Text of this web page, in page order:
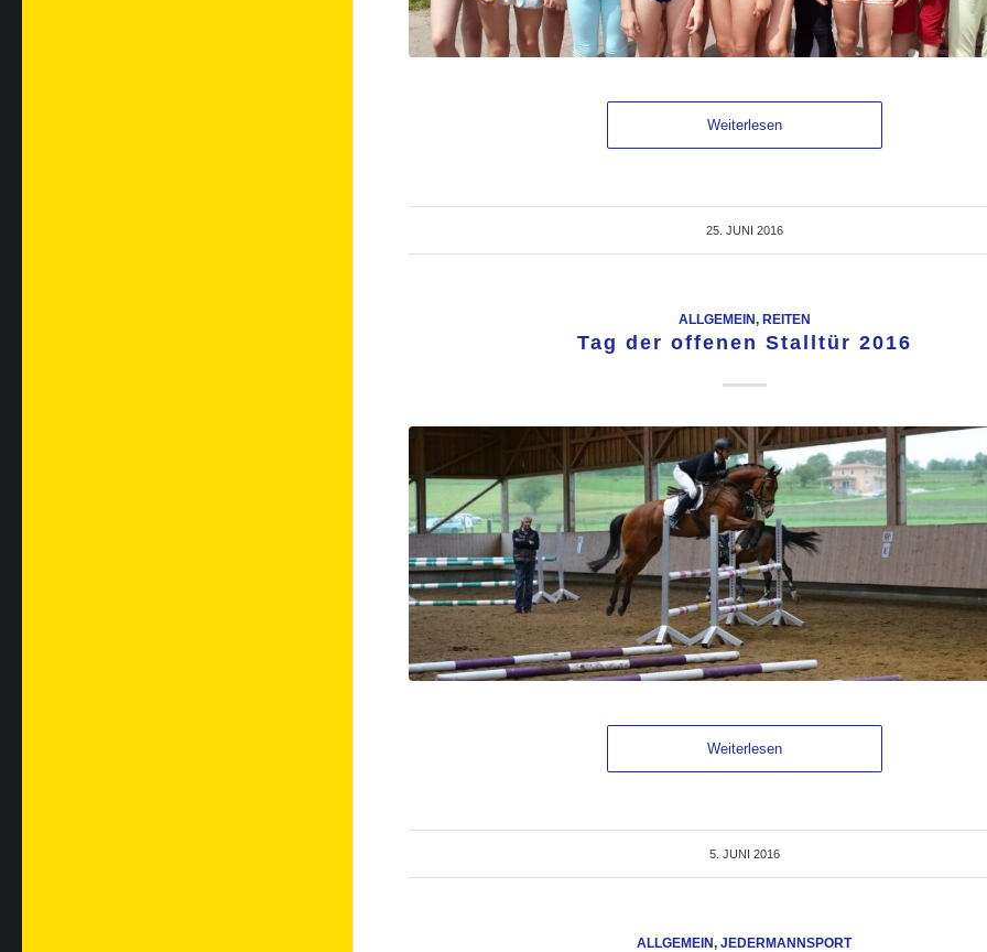
Weiterlesen
25. JUNI 2016
ALLGEMEIN, REITEN
Tag der offenen Stalltür 2016
Weiterlesen
5. JUNI 2016
ALLGEMEIN,JEDERMANNSPORT